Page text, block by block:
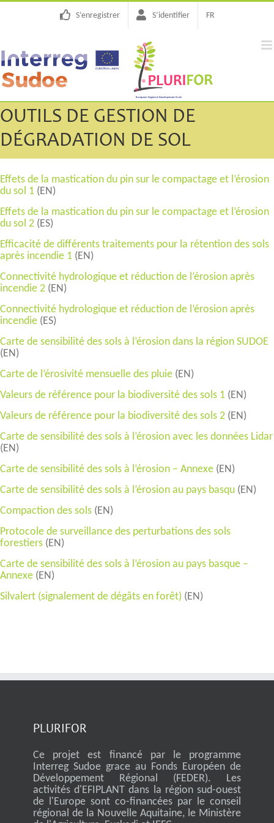
Passer
S’enregistrer S’identifier FR
OUTILS DE GESTION DE
DÉGRADATION DE SOL
Effets de la mastication du pin sur le compactage et l’érosion
du sol 1 (EN)
Effets de la mastication du pin sur le compactage et l’érosion
du sol 2 (ES)
Efficacité de différents traitements pour la rétention des sols
après incendie 1 (EN)
Connectivité hydrologique et réduction de l’érosion après
incendie 2 (EN)
Connectivité hydrologique et réduction de l’érosion après
incendie (ES)
Carte de sensibilité des sols à l’érosion dans la région SUDOE
(EN)
Carte de l’érosivité mensuelle des pluie (EN)
Valeurs de référence pour la biodiversité des sols 1 (EN)
Valeurs de référence pour la biodiversité des sols 2 (EN)
Carte de sensibilité des sols à l’érosion avec les données Lidar
(EN)
Carte de sensibilité des sols à l’érosion – Annexe (EN)
Carte de sensibilité des sols à l’érosion au pays basqu (EN)
Compaction des sols (EN)
Protocole de surveillance des perturbations des sols
forestiers (EN)
Carte de sensibilité des sols à l’érosion au pays basque –
Annexe (EN)
Silvalert (signalement de dégâts en forêt) (EN)
PLURIFOR
Ce projet est financé par le programme
Interreg Sudoe grace au Fonds Européen de
Développement Régional (FEDER). Les
activités d'EFIPLANT dans la région sud-ouest
de l'Europe sont co-financées par le conseil
régional de la Nouvelle Aquitaine, le Ministère